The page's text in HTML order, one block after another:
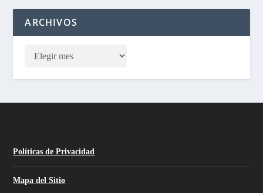
ARCHIVOS
Políticas de Privacidad
Mapa del Sitio